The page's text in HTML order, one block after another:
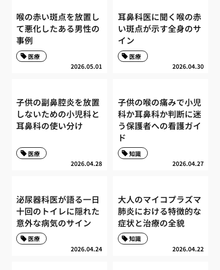
喉の赤い斑点を放置し
て悪化したある男性の
事例
2026.05.01
医療
耳鼻科医に聞く喉の赤
い斑点が示す全身のサ
イン
2026.04.30
医療
子供の副鼻腔炎を放置
しないための小児科と
耳鼻科の使い分け
2026.04.28
医療
子供の喉の痛みで小児
科か耳鼻科か判断に迷
う保護者への看護ガイ
ド
2026.04.27
知識
泌尿器科医が語る一日
十回のトイレに隠れた
意外な病気のサイン
2026.04.24
医療
大人のマイコプラズマ
肺炎における特徴的な
症状と治療の全貌
2026.04.22
知識